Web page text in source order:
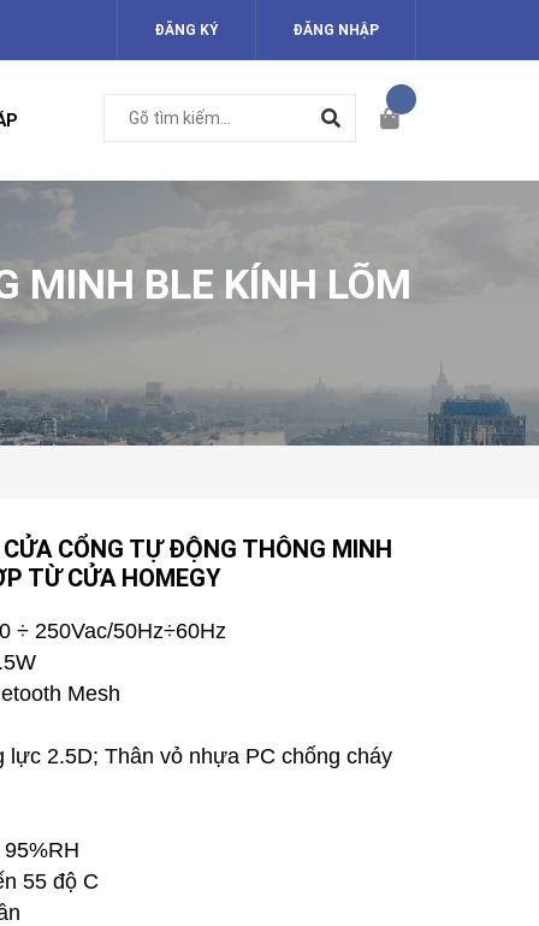
ĐĂNG KÝ ĐĂNG NHẬP
MINH BLE KÍNH LÕM
CỔNG TỰ ĐỘNG THÔNG MINH
TỪ CỬA HOMEGY
÷ 250Vac/50Hz÷60Hz
Mesh
2.5D; Thân vỏ nhựa PC chống cháy
55 độ C